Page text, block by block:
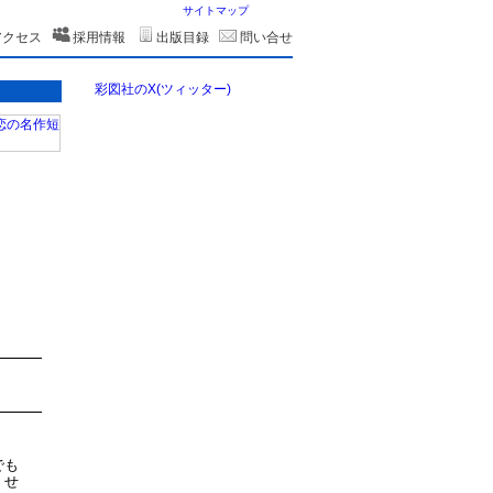
サイトマップ
クセス 採用情報 出版目録
問い合せ
せ
彩図社のX(ツィッター)